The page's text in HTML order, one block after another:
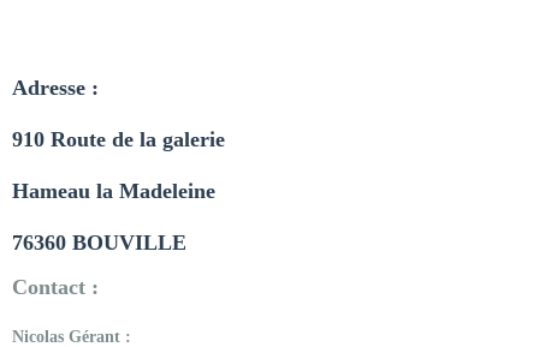
Adresse :
910 Route de la galerie
Hameau la Madeleine
76360 BOUVILLE
Contact :
Nicolas Gérant :